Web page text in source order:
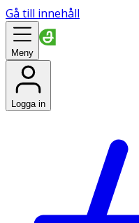
Gå till innehåll
Meny
Logga in